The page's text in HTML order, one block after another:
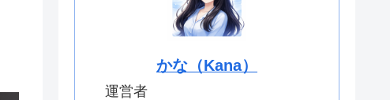
かな（Kana）
運営者